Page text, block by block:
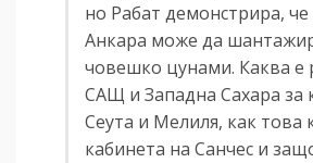
но Рабат демонстрира,
Анкара може да
човешко цунами. Каква е
САЩ и Западна Сахара за
Сеута и Мелиля, как това
кабинета на Санчес и